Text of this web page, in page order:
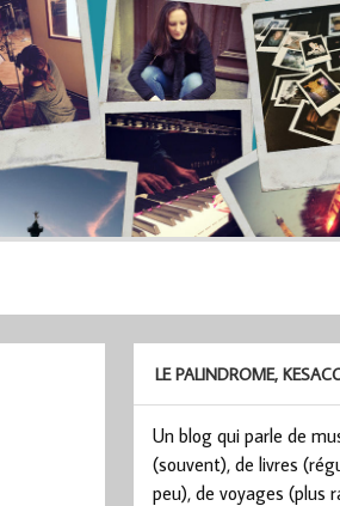
LE PALINDROME,
Un blog qui parle de
(souvent), de livres
peu), de voyages (plus